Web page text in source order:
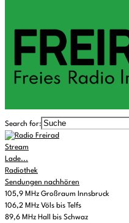
Search for:
Stream
Lade...
Radiothek
Sendungen nachhören
105,9 MHz Großraum Innsbruck
106,2 MHz Völs bis Telfs
89,6 MHz Hall bis Schwaz